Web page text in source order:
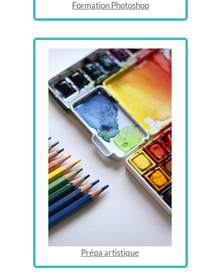
Formation Photoshop
Prépa artistique